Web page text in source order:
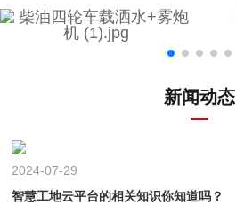
新闻动态
2024-07-29
智慧工地云平台的相关知识你知道吗？